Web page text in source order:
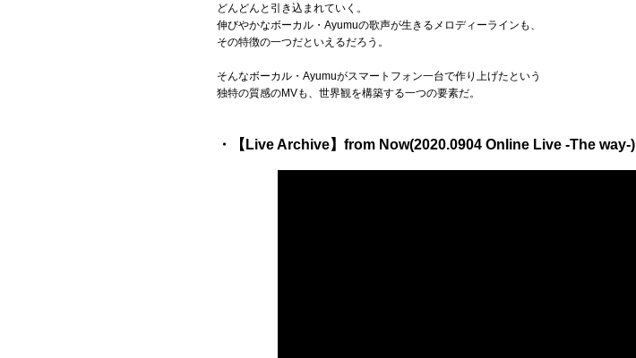
どんどんと引き込まれていく。
伸びやかなボーカル・Ayumuの歌声が生きるメロディーラインも、
その特徴の一つだといえるだろう。
そんなボーカル・Ayumuがスマートフォン一台で作り上げたという
独特の質感のMVも、世界観を構築する一つの要素だ。
・【Live Archive】from Now(2020.0904 Online Live -The way-)